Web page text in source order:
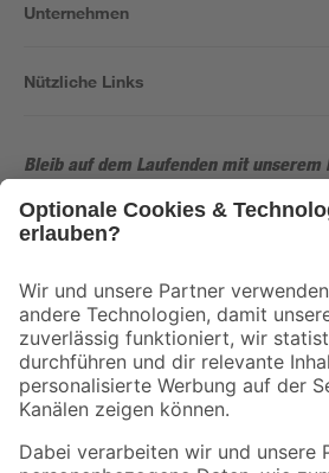
Unternehmen
Nützliche Links
Bleib auf dem Laufenden mit unserem
Der toom Newsletter: Keine Angebote und
Folge uns
Zahlungsarten